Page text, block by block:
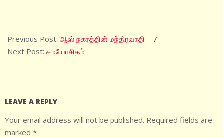
04-
15
Previous Post: ஆஸ் நகரத்தின் மந்திரவாதி – 7
Next Post: சமயோசிதம்
LEAVE A REPLY
Your email address will not be published. Required fields are
marked *